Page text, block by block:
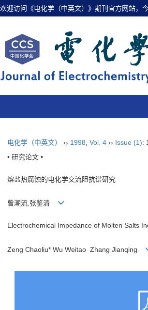
欢迎访问《电化学（中英文）》期刊官方网站，
电化学（中英文） ›› 1998 Vol. 4 ›› Issue (1):
• 研究论文 •
熔盐热腐蚀的电化学交流阻抗谱研究
曾潮流,张鉴清
Electrochemical Impedance of Molten Salts
Zeng Chaoliu* Wu Weitao Zhang Jianqing